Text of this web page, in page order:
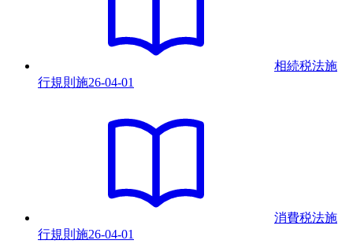
相続税法施
行規則 施26-04-01
消費税法施
行規則 施26-04-01